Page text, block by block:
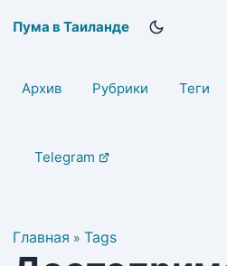
Пума в Таиланде
Архив Рубрики Теги
Telegram
Главная » Tags